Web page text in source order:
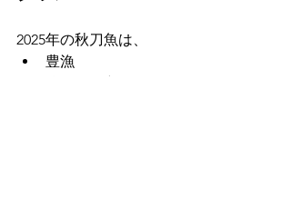
2025年の秋刀魚は、
豊漁